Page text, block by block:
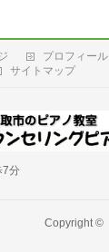
プロフィール
サイトマップ
7分
Copyright ©